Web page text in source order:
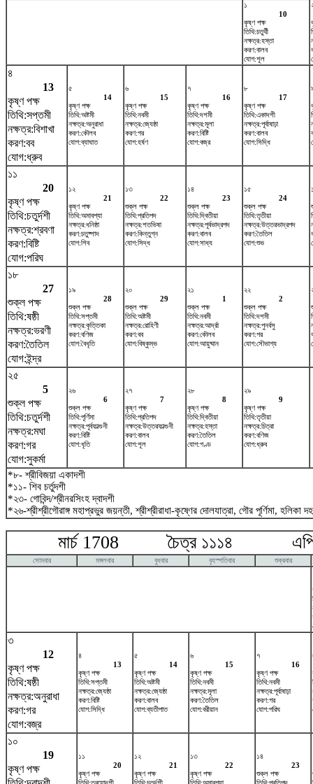
১
10
কৃষ্ণ পক্ষ
তিথি:চতুর্থী
নক্ষত্র:হস্তা
করণ:বালব
যোগ:শূল
৪
13
কৃষ্ণ পক্ষ
তিথি:সপ্তমী
নক্ষত্র:বিশাখা
করণ:বব
যোগ:ধ্রুব
৫
14
কৃষ্ণ পক্ষ
তিথি:অষ্টমী
নক্ষত্র:অনুরাধা
করণ:কৌলব
যোগ:ব্যাঘাত
৬
15
কৃষ্ণ পক্ষ
তিথি:নবমী
নক্ষত্র:জ্যেষ্ঠা
করণ:গর
যোগ:হর্ষণ
৭
16
কৃষ্ণ পক্ষ
তিথি:দশমী
নক্ষত্র:মূলা
করণ:বিষ্টি
যোগ:বজ্র
৮
17
কৃষ্ণ পক্ষ
তিথি:একাদশী
নক্ষত্র:পূর্বাষাঢ়া
করণ:বালব
যোগ:সিদ্ধি
১১
20
কৃষ্ণ পক্ষ
তিথি:চতুর্দশী
নক্ষত্র:শ্রবণা
করণ:বিষ্টি
যোগ:পরিঘ
১২
21
কৃষ্ণ পক্ষ
তিথি:অমাবশ্যা
নক্ষত্র:ধনিষ্ঠা
করণ:চতুষ্পাদ
যোগ:শিব
১৩
22
শুক্ল পক্ষ
তিথি:প্রতিপদ
নক্ষত্র:শতভিষ‌া
করণ:কিন্তুগ্ন
যোগ:সিদ্ধ
১৪
23
শুক্ল পক্ষ
তিথি:দ্বিতীয়া
নক্ষত্র:পূর্বভাদ্রপদ
করণ:বালব
যোগ:সাধ্য
১৫
24
শুক্ল পক্ষ
তিথি:তৃতীয়া
নক্ষত্র:উত্তরভাদ্রপদ
করণ:তৈতিল
যোগ:শুভ
১৮
27
শুক্ল পক্ষ
তিথি:ষষ্ঠী
নক্ষত্র:ভরণী
করণ:তৈতিল
যোগ:ইন্দ্র
১৯
28
শুক্ল পক্ষ
তিথি:সপ্তমী
নক্ষত্র:কৃত্তিকা
করণ:বণিজ
যোগ:বৈধৃতি
২০
29
শুক্ল পক্ষ
তিথি:অষ্টমী
নক্ষত্র:রোহিণী
করণ:বব
যোগ:বিষ্কুম্ভ
২১
1
শুক্ল পক্ষ
তিথি:নবমী
নক্ষত্র:আর্দ্রা
করণ:কৌলব
যোগ:আয়ুষ্মান
২২
2
শুক্ল পক্ষ
তিথি:দশমী
নক্ষত্র:পুনর্বসু
করণ:গর
যোগ:সৌভাগ্য
২৫
5
শুক্ল পক্ষ
তিথি:চতুর্দশী
নক্ষত্র:মঘা
করণ:গর
যোগ:সুকর্মা
২৬
6
শুক্ল পক্ষ
তিথি:পূর্ণিমা
নক্ষত্র:পূর্বফাল্গুনী
করণ:বিষ্টি
যোগ:ধৃতি
২৭
7
কৃষ্ণ পক্ষ
তিথি:প্রতিপদ
নক্ষত্র:উত্তরফাল্গুনী
করণ:বালব
যোগ:শূল
২৮
8
কৃষ্ণ পক্ষ
তিথি:দ্বিতীয়া
নক্ষত্র:হস্তা
করণ:তৈতিল
যোগ:গণ্ড
২৯
9
কৃষ্ণ পক্ষ
তিথি:তৃতীয়া
নক্ষত্র:চিত্রা
করণ:বণিজ
যোগ:ধ্রুব
*৮- শ্রীবিজয়া একাদশী
*১১- শিব চর্তুদশী
*২৩- গোবিন্দ/শ্রীনরসিংহ দ্বাদশী
*২৬-শ্রীশ্রীগৌরাঙ্গ মহাপ্রভুর জয়ন্তী, শ্রীশ্রীরাধা-কৃষ্ণের দোলযাত্রা, গৌর পূর্ণিমা, হলিকা
মার্চ 1708 চৈত্র ১১১৪
সোমবার মঙ্গলবার বুধবার বৃহস্পতিবার
শুক্রবার
৩
12
কৃষ্ণ পক্ষ
তিথি:ষষ্ঠী
নক্ষত্র:অনুরাধা
করণ:গর
যোগ:বজ্র
৪
13
কৃষ্ণ পক্ষ
তিথি:সপ্তমী
নক্ষত্র:জ্যেষ্ঠা
করণ:বিষ্টি
যোগ:সিদ্ধি
৫
14
কৃষ্ণ পক্ষ
তিথি:অষ্টমী
নক্ষত্র:জ্যেষ্ঠা
করণ:বালব
যোগ:ব্যতীপাত
৬
15
কৃষ্ণ পক্ষ
তিথি:নবমী
নক্ষত্র:মূলা
করণ:তৈতিল
যোগ:বরীয়ান
৭
16
কৃষ্ণ পক্ষ
তিথি:নবমী
নক্ষত্র:পূর্বাষাঢ়া
করণ:গর
যোগ:পরিঘ
১০
19
কৃষ্ণ পক্ষ
১১
20
কৃষ্ণ পক্ষ
১২
21
কৃষ্ণ পক্ষ
১৩
22
কৃষ্ণ পক্ষ
১৪
23
শুক্ল পক্ষ